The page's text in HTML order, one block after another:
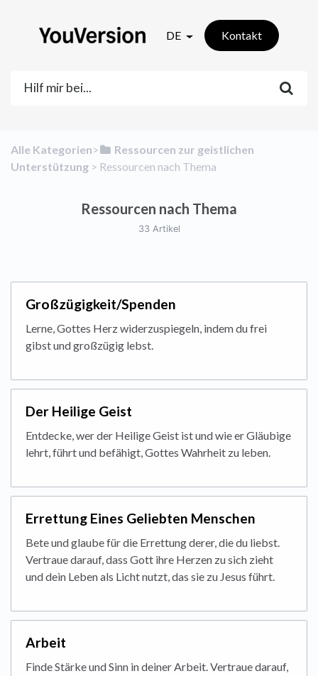
DE Kontakt
Alle Kategorien​>​
​Ressourcen zur geistlichen
Unterstützung ​ > ​ ​Ressourcen nach Thema
Ressourcen nach Thema
33 Artikel
Großzügigkeit/Spenden
Lerne, Gottes Herz widerzuspiegeln, indem du frei
gibst und großzügig lebst.
Der Heilige Geist
Entdecke, wer der Heilige Geist ist und wie er Gläubige
lehrt, führt und befähigt, Gottes Wahrheit zu leben.
Errettung Eines Geliebten Menschen
Bete und glaube für die Errettung derer, die du liebst.
Vertraue darauf, dass Gott ihre Herzen zu sich zieht
und dein Leben als Licht nutzt, das sie zu Jesus führt.
Arbeit
Finde Stärke und Sinn in deiner Arbeit. Vertraue darauf,